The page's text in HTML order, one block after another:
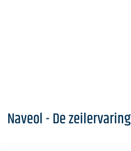
Naveol - De zeilervaring